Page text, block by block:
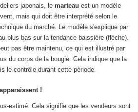
japonais, le marteau est un modèle
mais qui doit être interprété selon le
du marché. Le modèle s'explique par
plus bas sur la tendance baissière (flèche).
pas être maintenu, ce qui est illustré par
du corps de la bougie. Cela indique que la
le contrôle durant cette période.
!
estimé. Cela signifie que les vendeurs sont